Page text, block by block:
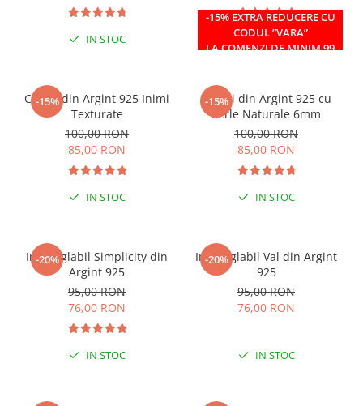
IN STOC
-15% EXTRA REDUCERE CU
CODUL ”VARA”
LA COMENZI DE MINIM 99
IN STOC
-15%
Cercei din Argint 925 Inimi
Texturate
100,00 RON
85,00 RON
IN STOC
-15%
Cercei din Argint 925 cu
Perle Naturale 6mm
100,00 RON
85,00 RON
IN STOC
-20%
Inel reglabil Simplicity din
Argint 925
95,00 RON
76,00 RON
IN STOC
-20%
Inel reglabil Val din Argint
925
95,00 RON
76,00 RON
IN STOC